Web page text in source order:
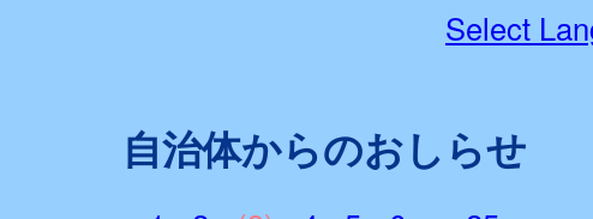
Select
自治体からのおしらせ